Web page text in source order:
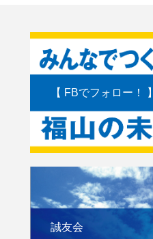
【 FBでフォロー！ 】
誠友会